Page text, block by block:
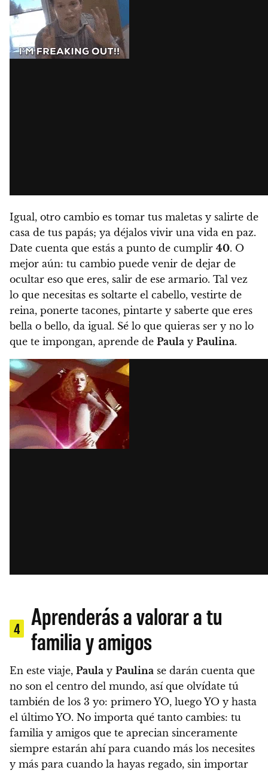
Igual, otro cambio es tomar tus maletas y salirte de
casa de tus papás; ya déjalos vivir una vida en paz.
Date cuenta que estás a punto de cumplir 40. O
mejor aún: tu cambio puede venir de dejar de
ocultar eso que eres, salir de ese armario. Tal vez
lo que necesitas es soltarte el cabello, vestirte de
reina, ponerte tacones, pintarte y saberte que eres
bella o bello, da igual. Sé lo que quieras ser y no lo
que te impongan, aprende de Paula y Paulina.
4
Aprenderás a valorar a tu
familia y amigos
En este viaje, Paula y Paulina se darán cuenta que
no son el centro del mundo, así que olvídate tú
también de los 3 yo: primero YO, luego YO y hasta
el último YO. No importa qué tanto cambies: tu
familia y amigos que te aprecian sinceramente
siempre estarán ahí para cuando más los necesites
y más para cuando la hayas regado, sin importar